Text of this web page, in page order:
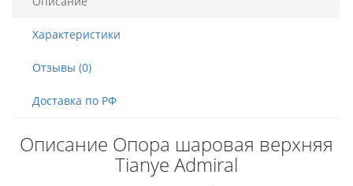
Характеристики
Отзывы (0)
Доставка по РФ
Описание Опора шаровая верхняя
Tianye Admiral